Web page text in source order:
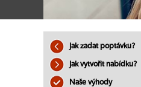
Jak zadat poptávku?
Jak vytvořit nabídku?
Naše výhody